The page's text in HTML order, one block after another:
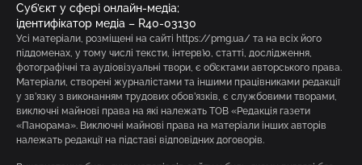
Суб’єкт у сфері онлайн-медіа;
ідентифікатор медіа – R40-03130
Усі матеріали, розміщені на сайті https://pmg.ua/ та на всіх його
піддоменах, у тому числі тексти, інтерв’ю, статті, дослідження,
фотографічні та аудіовізуальні твори, є об’єктами авторського права.
Матеріали, створені журналістами та іншими працівниками редакції
у зв’язку з виконанням трудових обов’язків, є службовими творами,
виключні майнові права на які належать ТОВ «Редакція газети
«Панорама». Виключні майнові права на матеріали інших авторів
належать редакції на підставі відповідних договорів.